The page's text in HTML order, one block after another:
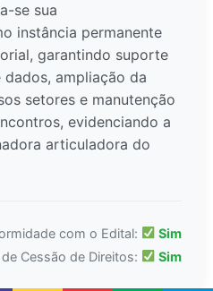
se sua
instância permanente
garantindo suporte
ampliação da
setores e manutenção
evidenciando a
articuladora do
com o Edital:
Sim
Cessão de Direitos:
Sim